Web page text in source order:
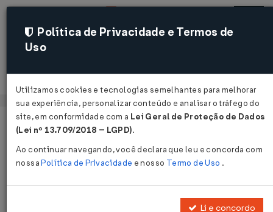
Acessar
Página Inicial Legislações
Lei Complementar nº 514 de
Política de Privacidade e Termos de
Uso
Utilizamos cookies e tecnologias semelhantes para melhorar
sua experiência, personalizar conteúdo e analisar o tráfego do
site, em conformidade com a Lei Geral de Proteção de Dados
(Lei nº 13.709/2018 – LGPD).
Ao continuar navegando, você declara que leu e concorda com
nossaPolítica de Privacidade e nosso Termo de Uso .
Li e concordo